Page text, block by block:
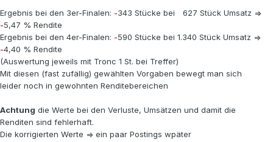
Ergebnis bei den 3er-Finalen: -343 Stücke bei
627 Stück Umsatz =>
-5,47 % Rendite
Ergebnis bei den 4er-Finalen: -590 Stücke bei 1.340 Stück Umsatz =>
-4,40 % Rendite
(Auswertung jeweils mit Tronc 1 St. bei Treffer)
Mit diesen (fast zufällig) gewählten Vorgaben bewegt man sich
leider noch in gewohnten Renditebereichen
Achtung die Werte bei den Verluste, Umsätzen und damit die
Renditen sind fehlerhaft.
Die korrigierten Werte => ein paar Postings wpäter